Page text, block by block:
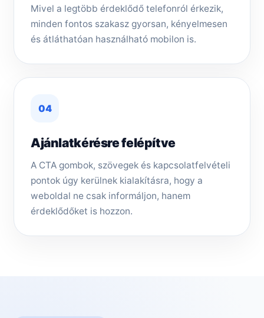
Mivel a legtöbb érdeklődő telefonról érkezik,
minden fontos szakasz gyorsan, kényelmesen
és átláthatóan használható mobilon is.
04
Ajánlatkérésre felépítve
A CTA gombok, szövegek és kapcsolatfelvételi
pontok úgy kerülnek kialakításra, hogy a
weboldal ne csak informáljon, hanem
érdeklődőket is hozzon.